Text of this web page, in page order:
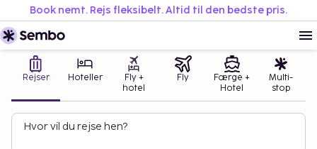
Book nemt. Rejs fleksibelt. Altid til den bedste pris.
Rejser Hoteller
Fly +
hotel
Fly
Færge +
Hotel
Multi-
stop
Hvor vil du rejse hen?